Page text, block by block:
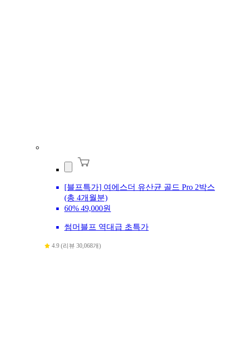
[블프특가] 여에스더 유산균 골드 Pro 2박스
(총 4개월분)
60% 49,000원
썸머블프 역대급 초특가
4.9 (리뷰 30,068개)